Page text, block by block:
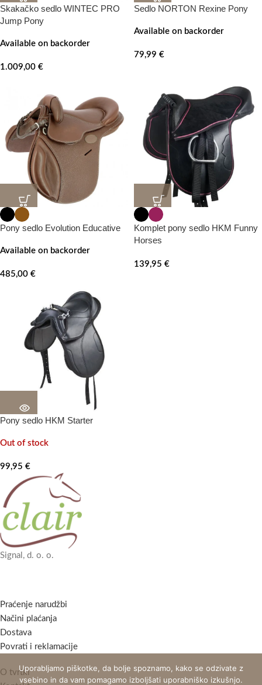
Skakačko sedlo WINTEC PRO
Jump Pony
Available on backorder
1.009,00 €
Sedlo NORTON Rexine Pony
Available on backorder
79,99 €
Pony sedlo Evolution Educative
Available on backorder
485,00 €
Komplet pony sedlo HKM Funny
Horses
139,95 €
Pony sedlo HKM Starter
Out of stock
99,95 €
Signal, d. o. o.
Praćenje narudžbi
Načini plaćanja
Dostava
Povrati i reklamacije
O tvrtkiUporabljamo piškotke, da bolje spoznamo, kako se odzivate z
vsebino in da vam pomagamo izboljšati uporabniško izkušnjo.